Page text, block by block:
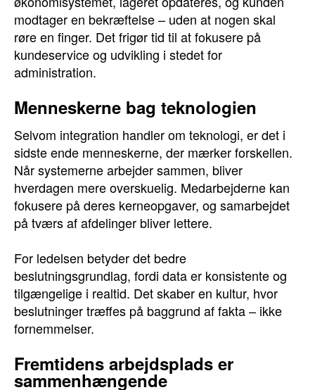
modtager en bekræftelse – uden at nogen skal
røre en finger. Det frigør tid til at fokusere på
kundeservice og udvikling i stedet for
administration.
Menneskerne bag teknologien
Selvom integration handler om teknologi, er det i
sidste ende menneskerne, der mærker forskellen.
Når systemerne arbejder sammen, bliver
hverdagen mere overskuelig. Medarbejderne kan
fokusere på deres kerneopgaver, og samarbejdet
på tværs af afdelinger bliver lettere.
For ledelsen betyder det bedre
beslutningsgrundlag, fordi data er konsistente og
tilgængelige i realtid. Det skaber en kultur, hvor
beslutninger træffes på baggrund af fakta – ikke
fornemmelser.
Fremtidens arbejdsplads er
sammenhængende